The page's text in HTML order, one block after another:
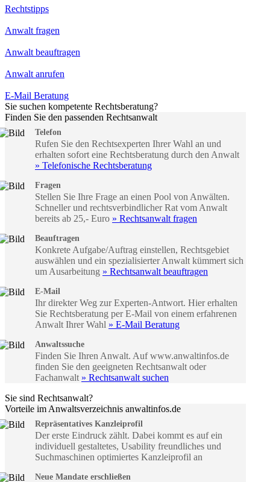
Rechtstipps
Anwalt fragen
Anwalt beauftragen
Anwalt anrufen
E-Mail Beratung
Sie suchen kompetente Rechtsberatung?
Finden Sie den passenden Rechtsanwalt
Telefon
Rufen Sie den Rechtsexperten Ihrer Wahl an und
erhalten sofort eine Rechtsberatung durch den Anwalt
» Telefonische Rechtsberatung
Fragen
Stellen Sie Ihre Frage an einen Pool von Anwälten.
Schneller und rechtsverbindlicher Rat vom Anwalt
bereits ab 25,- Euro » Rechtsanwalt fragen
Beauftragen
Konkrete Aufgabe/Auftrag einstellen, Rechtsgebiet
auswählen und ein spezialisierter Anwalt kümmert sich
um Ausarbeitung » Rechtsanwalt beauftragen
E-Mail
Ihr direkter Weg zur Experten-Antwort. Hier erhalten
Sie Rechtsberatung per E-Mail von einem erfahrenen
Anwalt Ihrer Wahl » E-Mail Beratung
Anwaltssuche
Finden Sie Ihren Anwalt. Auf www.anwaltinfos.de
finden Sie den geeigneten Rechtsanwalt oder
Fachanwalt » Rechtsanwalt suchen
Sie sind Rechtsanwalt?
Vorteile im Anwaltsverzeichnis anwaltinfos.de
Repräsentatives Kanzleiprofil
Der erste Eindruck zählt. Dabei kommt es auf ein
individuell gestaltetes, Usability freundliches und
Suchmaschinen optimiertes Kanzleiprofil an
Neue Mandate erschließen